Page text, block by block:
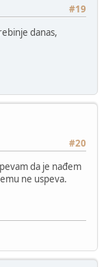
#19
danas,
#20
da je nađem
ne uspeva.